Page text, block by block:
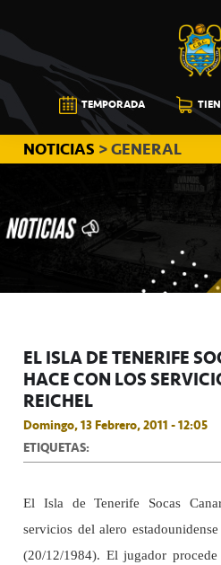
a
la
navegación
principal
al
contenido
principal
a
la
barra
lateral
principal
CB
CANARIAS
TEMPORADA
NOTICIAS > GENERAL
EL ISLA DE TENERIFE
HACE CON LOS
REICHEL
Domingo, 13 Febrero, 2011 - 12:05
ETIQUETAS:
El Isla de Tenerife Socas
servicios del alero
(20/12/1984). El jugador